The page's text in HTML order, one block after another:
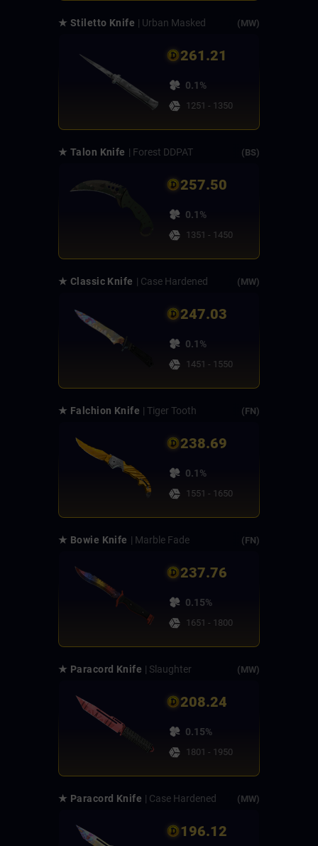
★ Stiletto Knife | Urban Masked (MW)
261.21
0.1%
1251 - 1350
★ Talon Knife | Forest DDPAT (BS)
257.50
0.1%
1351 - 1450
★ Classic Knife | Case Hardened (MW)
247.03
0.1%
1451 - 1550
★ Falchion Knife | Tiger Tooth (FN)
238.69
0.1%
1551 - 1650
★ Bowie Knife | Marble Fade (FN)
237.76
0.15%
1651 - 1800
★ Paracord Knife | Slaughter (MW)
208.24
0.15%
1801 - 1950
★ Paracord Knife | Case Hardened (MW)
196.12